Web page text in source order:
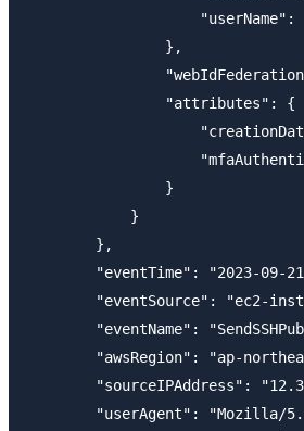
"userName":
                },
                "attributes": {
                }
            }
        },
"eventTime": "2023-09-
"eventSource": "ec2-
"eventName":
"awsRegion": "ap-
"sourceIPAddress":
"userAgent": "Mozilla/